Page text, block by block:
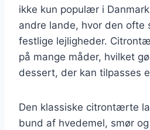
ikke kun populær i
andre lande, hvor den ofte
festlige lejligheder.
på mange måder, hvilket
dessert, der kan tilpasses
Den klassiske citrontærte
bund af hvedemel, smør